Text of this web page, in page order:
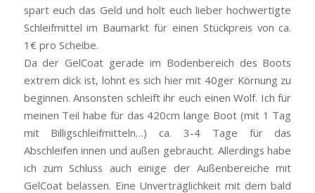
spart euch das Geld und holt euch lieber hochwertigte
Schleifmittel im Baumarkt für einen Stückpreis von ca.
1€ pro Scheibe.
Da der GelCoat gerade im Bodenbereich des Boots
extrem dick ist, lohnt es sich hier mit 40ger Körnung zu
beginnen. Ansonsten schleift ihr euch einen Wolf. Ich für
meinen Teil habe für das 420cm lange Boot (mit 1 Tag
mit Billigschleifmitteln…) ca. 3-4 Tage für das
Abschleifen innen und außen gebraucht. Allerdings habe
ich zum Schluss auch einige der Außenbereiche mit
GelCoat belassen. Eine Unverträglichkeit mit dem bald